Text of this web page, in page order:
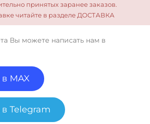
принятых заранее заказов.
читайте в разделе ДОСТАВКА
Вы можете написать нам в
MAX
Telegram